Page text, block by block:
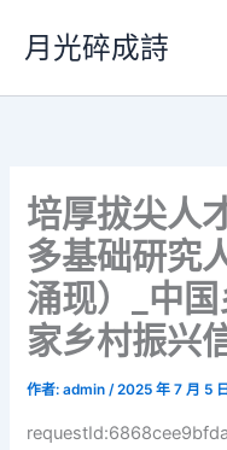
要
月光碎成詩
培厚拔尖人
多基础研究
涌现）_中
家乡村振兴
作者:admin/2025 年 7 月 5 日